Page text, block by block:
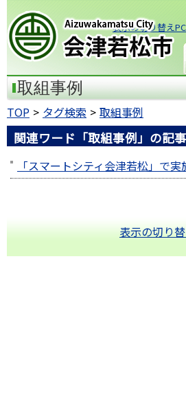
表示の切り替え
会津若
取組事例
TOP タグ検索 取組事例
関連ワード「取組事例」の記
「スマートシティ会津若松」で
表示の切り